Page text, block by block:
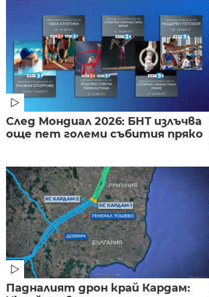
След Мондиал 2026: БНТ излъчва
още пет големи събития пряко
Падналият дрон край Кардам: